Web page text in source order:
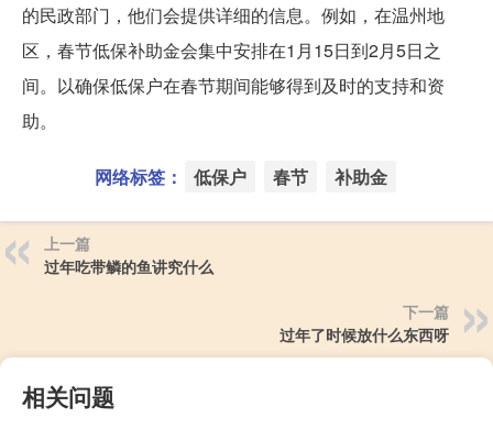
的民政部门，他们会提供详细的信息。例如，在温州地
区，春节低保补助金会集中安排在1月15日到2月5日之
间。以确保低保户在春节期间能够得到及时的支持和资
助。
网络标签： 低保户 春节 补助金
上一篇
过年吃带鳞的鱼讲究什么
下一篇
过年了时候放什么东西呀
相关问题